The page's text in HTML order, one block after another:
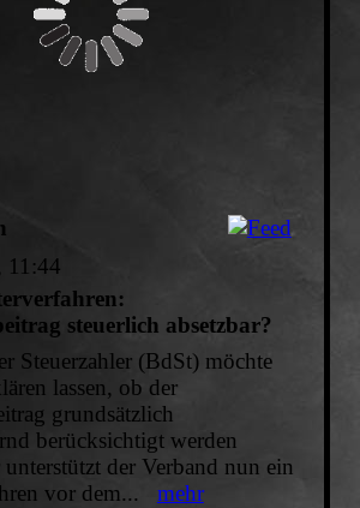
11:44
steuerlich absetzbar?
Steuerzahler (BdSt) möchte
lassen, ob der
grundsätzlich
berücksichtigt werden
der Verband nun ein
vor dem... mehr